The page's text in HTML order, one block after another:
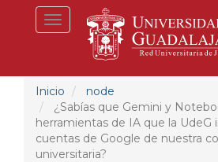
Toggle
navigation
Inicio
node
¿Sabías que Gemini y
herramientas de IA que la UdeG
cuentas de Google de nuestra
universitaria?